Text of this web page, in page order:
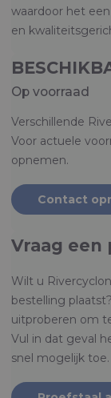
waardoor het
en
Op voorraad
Verschillende
Voor actuele
opnemen.
Contact
Vraag een
Wilt u
bestelling
uitproberen om
Vul in dat geval
snel mogelijk toe.